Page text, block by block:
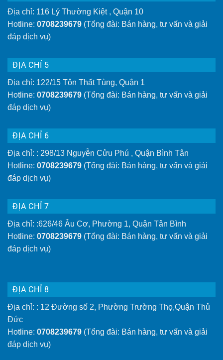
Địa chỉ: 116 Lý Thường Kiệt , Quận 10
Hotline: 0708239679 (Tổng đài: Bán hàng, tư vấn và giải
đáp dịch vụ)
ĐỊA CHỈ 5
Địa chỉ: 122/15 Tôn Thất Tùng, Quận 1
Hotline: 0708239679 (Tổng đài: Bán hàng, tư vấn và giải
đáp dịch vụ)
ĐỊA CHỈ 6
Địa chỉ: : 298/13 Nguyễn Cửu Phú , Quận Bình Tân
Hotline: 0708239679 (Tổng đài: Bán hàng, tư vấn và giải
đáp dịch vụ)
ĐỊA CHỈ 7
Địa chỉ: :626/46 Âu Cơ, Phường 1, Quận Tân Bình
Hotline: 0708239679 (Tổng đài: Bán hàng, tư vấn và giải
đáp dịch vụ)
ĐỊA CHỈ 8
Địa chỉ: : 12 Đường số 2, Phường Trường Thọ,Quận Thủ
Đức
Hotline: 0708239679 (Tổng đài: Bán hàng, tư vấn và giải
đáp dịch vụ)